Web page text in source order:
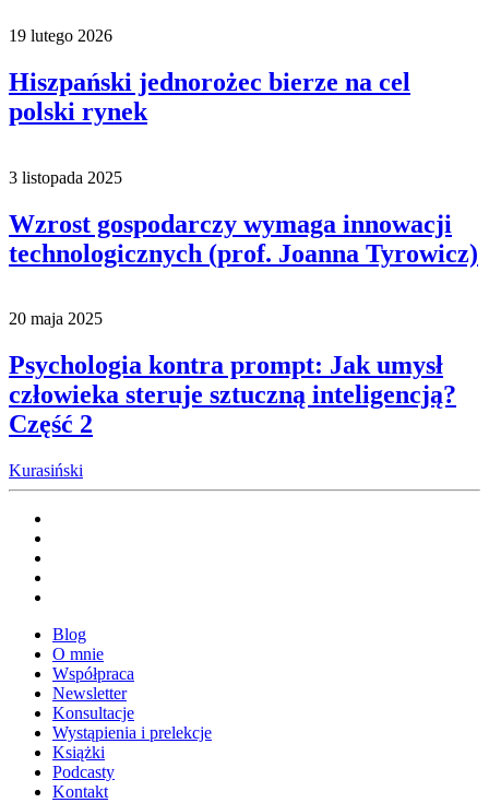
19 lutego 2026
Hiszpański jednorożec bierze na cel
polski rynek
3 listopada 2025
Wzrost gospodarczy wymaga innowacji
technologicznych (prof. Joanna Tyrowicz)
20 maja 2025
Psychologia kontra prompt: Jak umysł
człowieka steruje sztuczną inteligencją?
Część 2
Kurasiński
Blog
O mnie
Współpraca
Newsletter
Konsultacje
Wystąpienia i prelekcje
Książki
Podcasty
Kontakt